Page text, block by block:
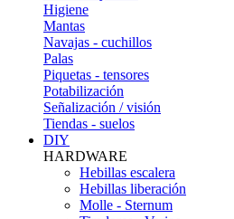
Higiene
Mantas
Navajas - cuchillos
Palas
Piquetas - tensores
Potabilización
Señalización / visión
Tiendas - suelos
DIY
HARDWARE
Hebillas escalera
Hebillas liberación
Molle - Sternum